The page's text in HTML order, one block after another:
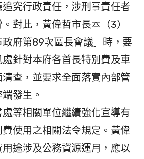
究行政責任，涉刑事責任者
對此，黃偉哲市長本（3）
政府第89次區長會議」時，要
針對本府各首長特別費及車
查，並要求全面落實內部管
發生。
等相關單位繼續強化宣導有
費使用之相關法令規定。黃偉
途涉及公務資源運用，應以